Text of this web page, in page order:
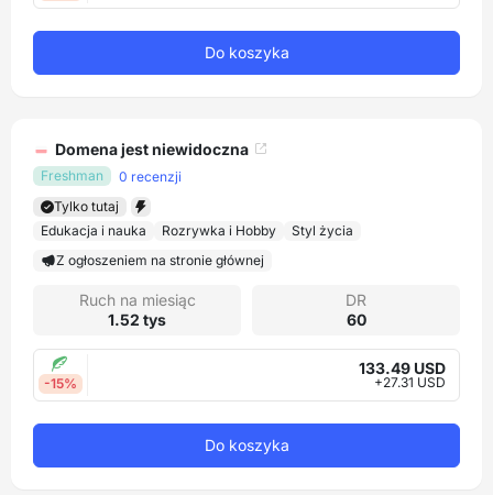
Do koszyka
Domena jest niewidoczna
Freshman
0 recenzji
Tylko tutaj
Edukacja i nauka
Rozrywka i Hobby
Styl życia
Z ogłoszeniem na stronie głównej
Ruch na miesiąc
1.52 tys
DR
60
-15%
133.49 USD
+27.31 USD
Do koszyka